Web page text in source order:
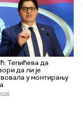
Тепићева да
да ли је
у монтирању